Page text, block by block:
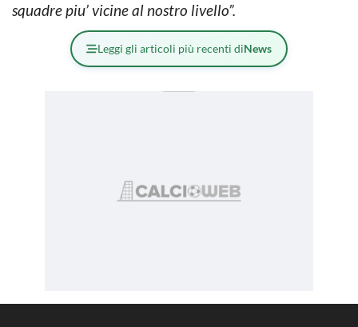
squadre piu’ vicine al nostro livello”.
Leggi gli articoli più recenti diNews